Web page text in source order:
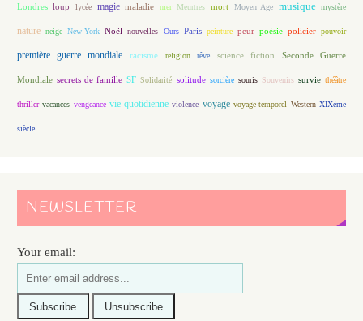
Londres loup lycée magie maladie mer Meurtres mort Moyen Age musique mystère
nature neige New-York Noël nouvelles Ours Paris peinture peur poésie policier pouvoir
première guerre mondiale racisme religion rêve science fiction Seconde Guerre
Mondiale secrets de famille SF Solidarité solitude sorcière souris Souvenirs survie théâtre
thriller vacances vengeance vie quotidienne violence voyage voyage temporel Western XIXème
siècle
NEWSLETTER
Your email: